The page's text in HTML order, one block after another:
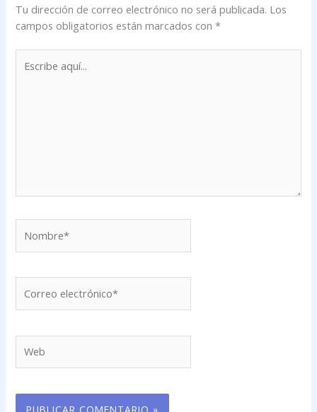
Tu dirección de correo electrónico no será publicada. Los
campos obligatorios están marcados con*
aquí...
electrónico*